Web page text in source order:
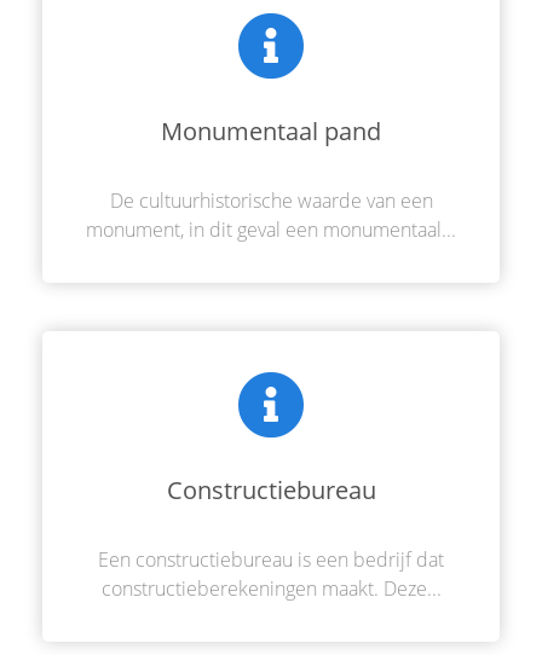
Monumentaal pand
De cultuurhistorische waarde van een
monument, in dit geval een monumentaal...
Constructiebureau
Een constructiebureau is een bedrijf dat
constructieberekeningen maakt. Deze...